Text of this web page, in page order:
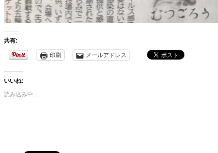
共有:
印刷 メールアドレス
いいね:
読み込み中…